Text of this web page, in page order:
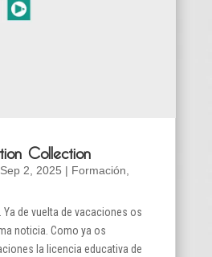
Collection
Sep 2, 2025 | Formación,
de vuelta de vacaciones os
noticia. Como ya os
la licencia educativa de